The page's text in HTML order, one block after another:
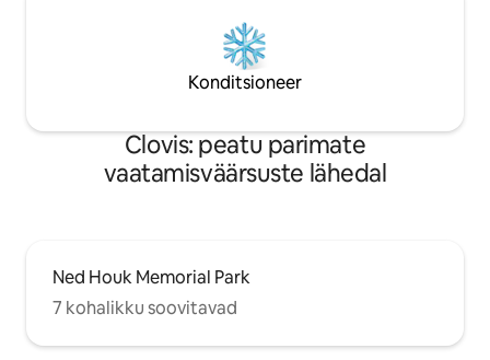
Konditsioneer
Clovis: peatu parimate
vaatamisväärsuste lähedal
Ned Houk Memorial Park
7 kohalikku soovitavad